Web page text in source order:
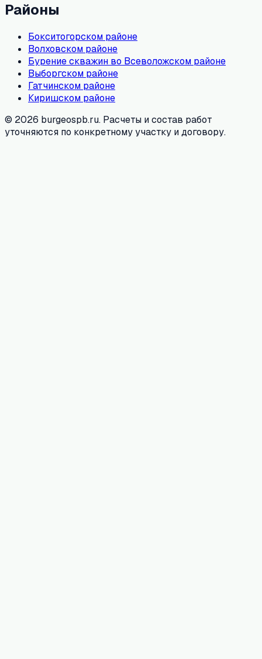
Районы
Бокситогорском районе
Волховском районе
Бурение скважин во Всеволожском районе
Выборгском районе
Гатчинском районе
Киришском районе
© 2026 burgeospb.ru. Расчеты и состав работ
уточняются по конкретному участку и договору.